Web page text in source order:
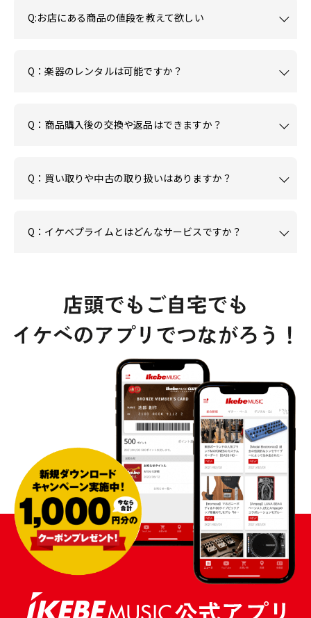
Q:お店にある商品の値段を教えて欲しい
Q：楽器のレンタルは可能ですか？
Q：商品購入後の交換や返品はできますか？
Q：買い取りや中古の取り扱いはありますか？
Q：イケベプライムとはどんなサービスですか？